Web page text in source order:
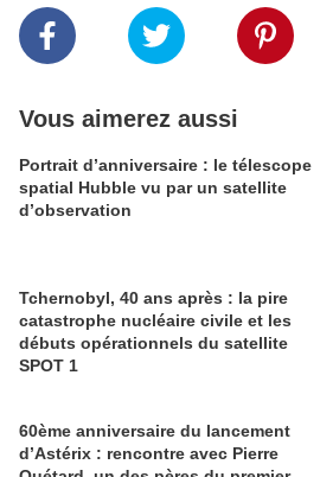
Vous aimerez aussi
Portrait d’anniversaire : le télescope
spatial Hubble vu par un satellite
d’observation
Tchernobyl, 40 ans après : la pire
catastrophe nucléaire civile et les
débuts opérationnels du satellite
SPOT 1
60ème anniversaire du lancement
d’Astérix : rencontre avec Pierre